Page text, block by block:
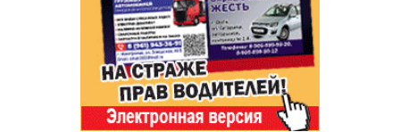
Развлечения и отдых
Спорт Фитнес
Недвижимость
Красота Косметология
Ремонт
Социальные организации
Это интересно
Администрация